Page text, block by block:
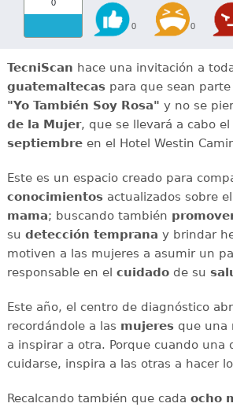
0
0 0
TecniScan hace una invitación a
guatemaltecaspara que sean parte
"Yo También Soy Rosa" y no se
de la Mujer, que se llevará a cabo el
septiembreen el Hotel Westin
Este es un espacio creado para
conocimientosactualizados sobre el
mama; buscando también
su detección temprana y brindar
motiven a las mujeres a asumir un
responsable en el cuidadode su
Este año, el centro de diagnóstico
recordándole a las mujeresque una
a inspirar a otra. Porque cuando una
cuidarse, inspira a las otras a hacer
Recalcando también que cada ocho